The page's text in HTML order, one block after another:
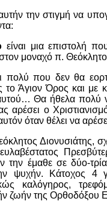
την στιγμή να
είναι μια επιστολή
μοναχό π.
πολύ που δεν θα
το Άγιον Όρος και
Θα ήθελα πολύ
αρέσει ο
όταν θέλει να
Διονυσιάτης,
την έμαθε σε δύο-
ψυχήν. Κάτοχος 4
καλόγηρος,
ζωήν της Ορθοδόξου